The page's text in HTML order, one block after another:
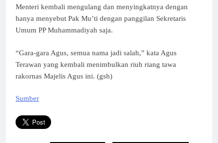
Menteri kembali mengulang dan menyingkatnya dengan
hanya menyebut Pak Mu’ti dengan panggilan Sekretaris
Umum PP Muhammadiyah saja.
“Gara-gara Agus, semua nama jadi salah,” kata Agus
Terawan yang kembali menimbulkan riuh riang tawa
rakornas Majelis Agus ini. (gsh)
Sumber